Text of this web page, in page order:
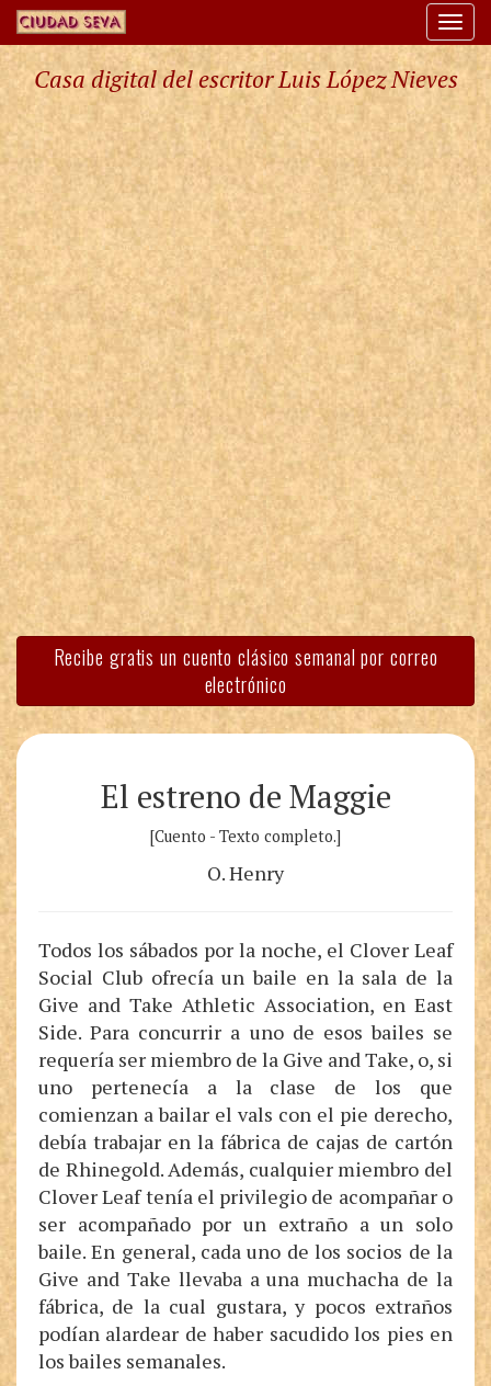
Casa digital del escritor Luis López Nieves
Recibe gratis un cuento clásico semanal por correo
electrónico
El estreno de Maggie
[Cuento - Texto completo.]
O. Henry
Todos los sábados por la noche, el Clover Leaf
Social Club ofrecía un baile en la sala de la
Give and Take Athletic Association, en East
Side. Para concurrir a uno de esos bailes se
requería ser miembro de la Give and Take, o, si
uno pertenecía a la clase de los que
comienzan a bailar el vals con el pie derecho,
debía trabajar en la fábrica de cajas de cartón
de Rhinegold. Además, cualquier miembro del
Clover Leaf tenía el privilegio de acompañar o
ser acompañado por un extraño a un solo
baile. En general, cada uno de los socios de la
Give and Take llevaba a una muchacha de la
fábrica, de la cual gustara, y pocos extraños
podían alardear de haber sacudido los pies en
los bailes semanales.